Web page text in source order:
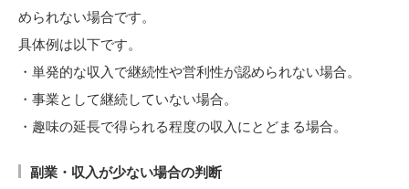
められない場合です。
具体例は以下です。
・単発的な収入で継続性や営利性が認められない場合。
・事業として継続していない場合。
・趣味の延長で得られる程度の収入にとどまる場合。
副業・収入が少ない場合の判断